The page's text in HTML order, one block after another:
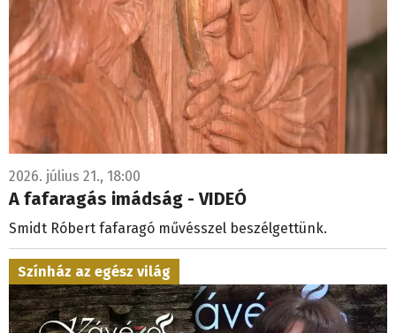
2026. július 21., 18:00
A fafaragás imádság - VIDEÓ
Smidt Róbert fafaragó művésszel beszélgettünk.
Színház az egész világ